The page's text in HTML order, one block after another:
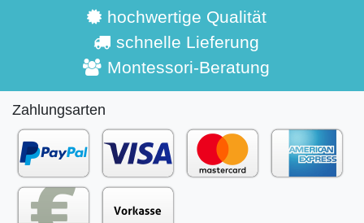
hochwertige Qualität
schnelle Lieferung
Montessori-Beratung
Zahlungsarten